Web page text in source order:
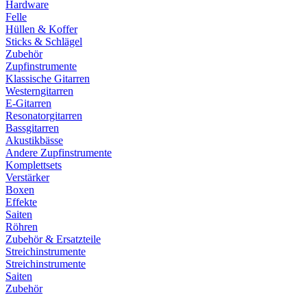
Hardware
Felle
Hüllen & Koffer
Sticks & Schlägel
Zubehör
Zupfinstrumente
Klassische Gitarren
Westerngitarren
E-Gitarren
Resonatorgitarren
Bassgitarren
Akustikbässe
Andere Zupfinstrumente
Komplettsets
Verstärker
Boxen
Effekte
Saiten
Röhren
Zubehör & Ersatzteile
Streichinstrumente
Streichinstrumente
Saiten
Zubehör